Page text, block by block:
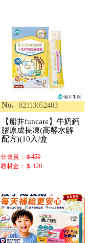
No. 82113052403
【船井funcare】牛奶鈣
膠原成長凍(高酵水解
配方)(10入/盒
非會員：＄450
教材金：＄ 120